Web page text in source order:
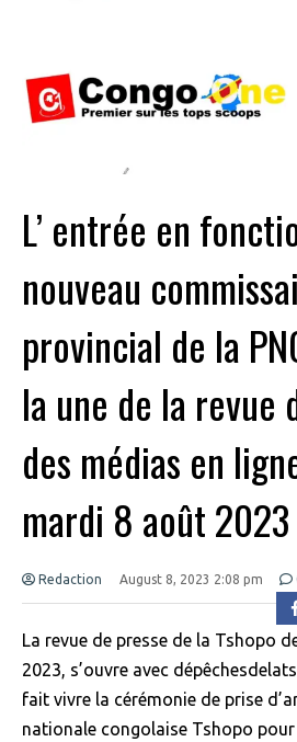
L’ entrée en
nouveau
provincial de la
la une de la revue
des médias en
mardi 8 août 2023
Redaction August 8, 2023 2:08 pm
La revue de presse de la Tshopo
2023, s’ouvre avec
fait vivre la cérémonie de prise
nationale congolaise Tshopo pour